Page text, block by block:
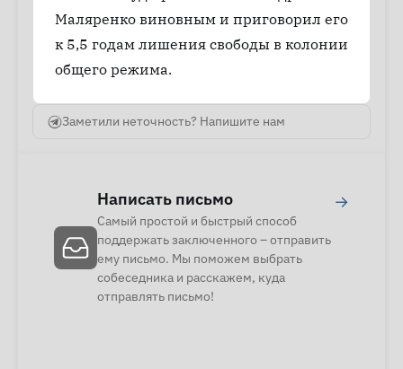
Маляренко виновным и приговорил его
к 5,5 годам лишения свободы в колонии
общего режима.
Заметили неточность? Напишите нам
Написать письмо
Самый простой и быстрый способ
поддержать заключенного – отправить
ему письмо. Мы поможем выбрать
собеседника и расскажем, куда
отправлять письмо!
→